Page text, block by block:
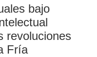
bajo
revoluciones
Fría